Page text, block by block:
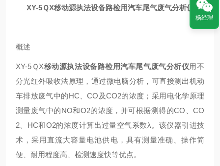
XY-5ＱX移动源执法设备路检用汽车尾气废气分析仪
概述
XY-5ＱX移动源执法设备路检用汽车尾气废气分析仪用不
分光红外吸收法原理，通过微电脑分析，可直接测出机动
车排放废气中的HC、CO及CO2的浓度；采用电化学原理
测量废气中的NO和O2的浓度，并可根据测得的CO、CO
2、HC和O2的浓度计算出过量空气系数λ。该仪器引进技
术，采用直流大容量电池供电，具有测量准确、操作简
便、耐用程度高、检测速度快等优点。
杨经理